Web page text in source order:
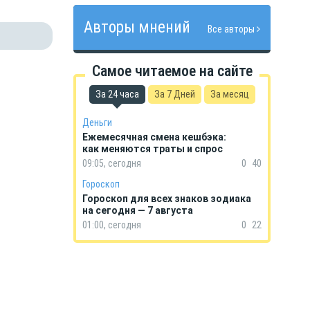
Авторы мнений Все авторы
Самое читаемое на сайте
За 24 часа За 7 Дней За месяц
Деньги
Ежемесячная смена кешбэка:
как меняются траты и спрос
09:05, сегодня
0
40
Гороскоп
Гороскоп для всех знаков зодиака
на сегодня — 7 августа
01:00, сегодня
0 22